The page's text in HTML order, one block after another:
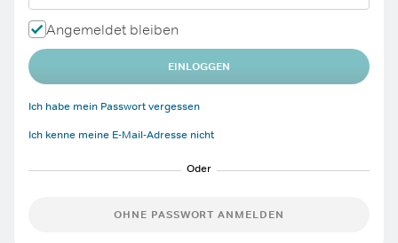
Angemeldet bleiben
EINLOGGEN
Ich habe mein Passwort vergessen
Ich kenne meine E-Mail-Adresse nicht
OHNE PASSWORT ANMELDEN